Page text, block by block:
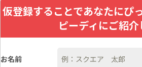
仮登録することであなたにぴ
ピーディにご紹
お名前